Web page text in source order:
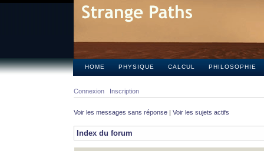
HOME PHYSIQUE CALCUL PHILOSOPHIE
Connexion Inscription
Voir les messages sans réponse | Voir les sujets actifs
Index du forum